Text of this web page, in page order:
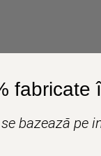
fabricate
bazează pe